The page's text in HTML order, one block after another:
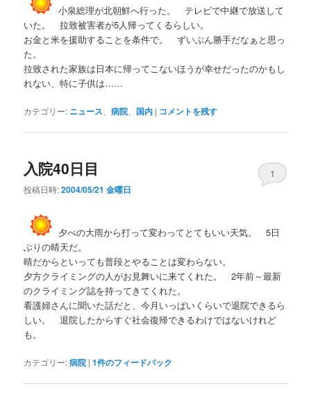
小泉総理が北朝鮮へ行った。 テレビで中継で放送して
いた。 拉致被害者が5人帰ってくるらしい。
お金と米を援助することを条件で。 ずいぶん勝手だなぁと思っ
た。
拉致された家族は日本に帰ってこないほうが幸せだったのかもし
れない、特に子供は……
カテゴリー: ニュース 、病院 国内 | コメントを残す
入院40日目
投稿日時:2004/05/21 金曜日
1
夕べの大雨から打って変わってとてもいい天気。 5日
ぶりの晴天だ。
晴だからといっても普段とやることは変わらない。
夕方クライミングの人がお見舞いに来てくれた。 2年前～最新
のクライミング誌を持ってきてくれた。
看護婦さんに聞いた話だと、今月いっぱいくらいで退院できるら
しい。 退院したからすぐ社会復帰できるわけではないけれど
も。
カテゴリー:病院 |1件のフィードバック